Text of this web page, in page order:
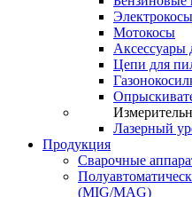
Электрокосы
Мотокосы
Аксессуары
Цепи для
Лазерный
Продукция
Сварочные
(MIG/MAG)